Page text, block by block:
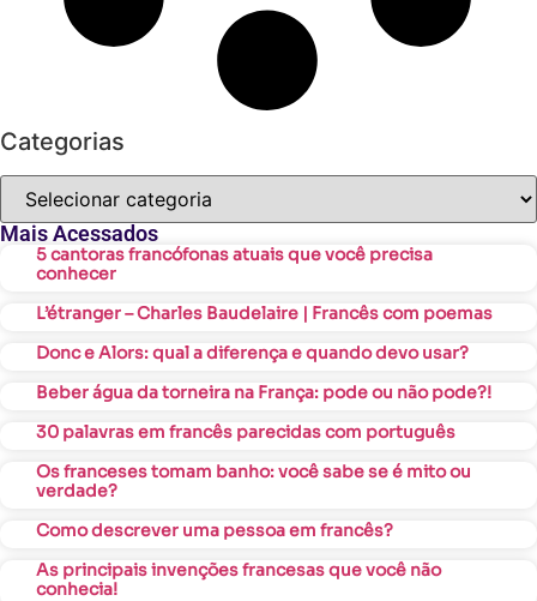
Categorias
Mais Acessados
5 cantoras francófonas atuais que você precisa
conhecer
L’étranger – Charles Baudelaire | Francês com poemas
Donc e Alors: qual a diferença e quando devo usar?
Beber água da torneira na França: pode ou não pode?!
30 palavras em francês parecidas com português
Os franceses tomam banho: você sabe se é mito ou
verdade?
Como descrever uma pessoa em francês?
As principais invenções francesas que você não
conhecia!